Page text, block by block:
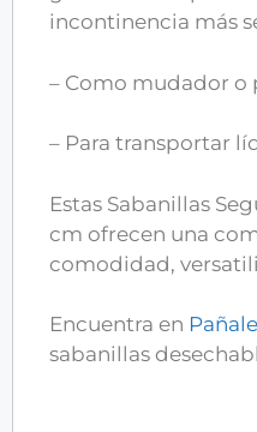
incontinencia más
– Como mudador o
– Para transportar
Estas Sabanillas
cm ofrecen una
comodidad,
Encuentra en
sabanillas